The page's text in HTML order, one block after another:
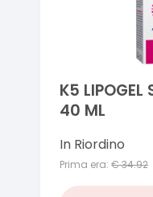
K5 LIPOGEL
40 ML
In Riordino
Prima era: €34.92